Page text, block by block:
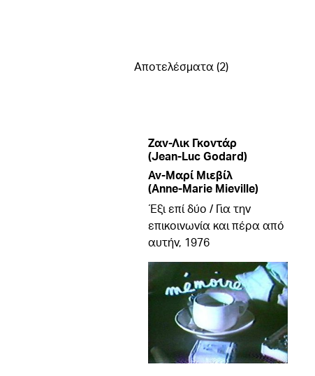
Αποτελέσματα (2)
Ζαν-Λικ Γκοντάρ
(Jean-Luc Godard)
Αν-Μαρί Μιεβίλ
(Anne-Marie Mieville)
Έξι επί δύο / Για την
επικοινωνία και πέρα από
αυτήν, 1976